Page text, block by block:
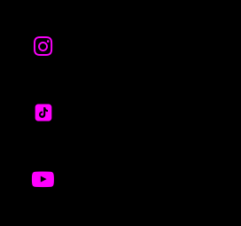


